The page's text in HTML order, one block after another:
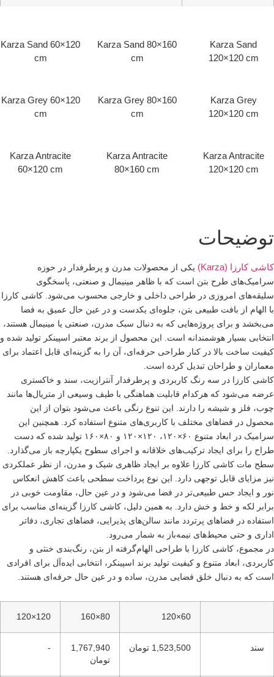
Karza Sand
120×120 cm
Karza Sand 80×160
cm
Karza Sand 60×120
cm
Karza Grey
120×120 cm
Karza Grey 80×160
cm
Karza Grey 60×120
cm
Karza Antracite
120×120 cm
Karza Antracite
80×160 cm
Karza Antracite
60×120 cm
توضیحات
کاشی کارزا (Karza)
یکی از محصولات مدرن و پرطرفدار در حوزه
سرامیک‌های طرح بتن است که با ظاهر مینیمال و صنعتی، پاسخگوی
سلیقه‌های امروزی در طراحی داخلی و خارجی محسوب می‌شود. کاشی کارزا
با الهام از بافت طبیعی بتن، جلوه‌ای یکدست و در عین حال عمیق به فضا
می‌بخشد و برای پروژه‌هایی که به دنبال سبک مدرن، صنعتی یا مینیمال هستند،
انتخابی بسیار هوشمندانه است. این محصول از برند معتبر اسپینکر تولید شده و
کیفیت ساخت بالا در کنار طراحی حرفه‌ای، آن را به گزینه‌ای قابل اعتماد برای
معماران و طراحان تبدیل کرده است.
کاشی کارزا در سه رنگ کاربردی و پرطرفدار آنترازیت، سند و خاکستری
عرضه می‌شود که هرکدام قابلیت هماهنگی با طیف وسیعی از متریال‌ها مانند
چوب، فلز و شیشه را دارند. این تنوع رنگی باعث می‌شود بتوان از این
محصول در فضاهای مختلف با کاربری‌های متنوع استفاده کرد. همچنین این
سرامیک در ابعاد متنوع ۶۰×۱۲۰، ۱۲۰×۱۲۰ و ۸۰×۱۶۰ تولید شده که دست
طراح را برای ایجاد ترکیب‌های خلاقانه و اجرای سطوح یکپارچه باز می‌گذارد.
سطح مات کاشی کارزا علاوه بر ایجاد ظاهری شیک و مدرن، از نظر عملکردی
نیز مزایای قابل توجهی دارد. این نوع پرداخت سطحی باعث کاهش انعکاس
نور و ایجاد حس طبیعی‌تر در فضا می‌شود و در عین حال، مقاومت خوبی در
برابر لکه و خط و خش دارد. به همین دلیل، کاشی کارزا گزینه‌ای مناسب برای
استفاده در فضاهای پرتردد مانند سالن‌های پذیرایی، فضاهای تجاری، دفاتر
اداری و حتی محیط‌های نیمه‌باز به شمار می‌رود.
در مجموع، کاشی کارزا با طراحی الهام‌گرفته از بتن، رنگ‌بندی خنثی و
کاربردی، ابعاد متنوع و کیفیت تولید برند اسپینکر، انتخابی ایده‌آل برای افرادی
است که به دنبال خلق فضایی مدرن، ساده و در عین حال حرفه‌ای هستند.
60×120
80×160
120×120
سند 1,523,500 تومان
1,767,940
تومان
-